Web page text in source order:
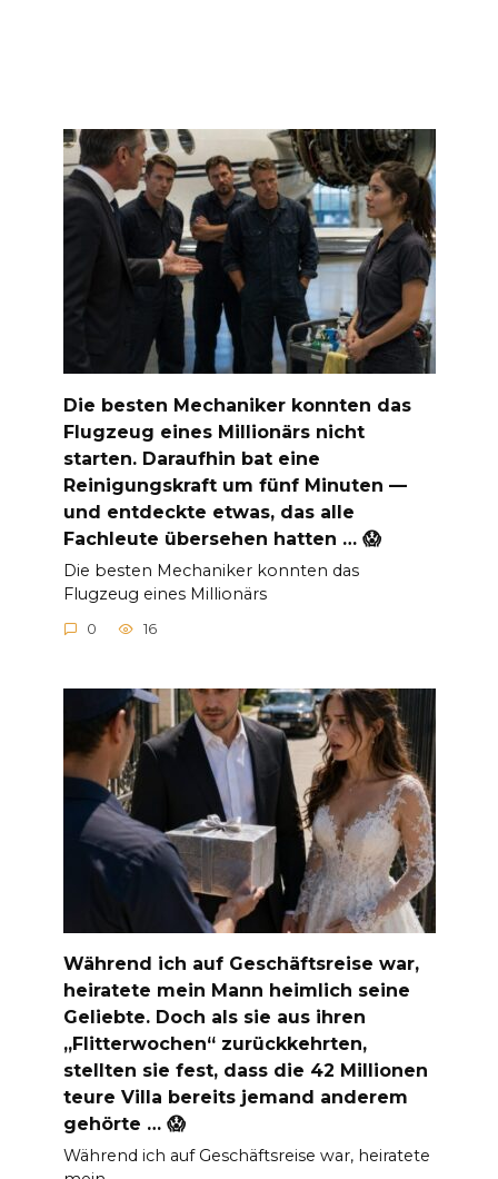
Die besten Mechaniker konnten das
Flugzeug eines Millionärs nicht
starten. Daraufhin bat eine
Reinigungskraft um fünf Minuten —
und entdeckte etwas, das alle
Fachleute übersehen hatten … 😱
Die besten Mechaniker konnten das
Flugzeug eines Millionärs
0 16
Während ich auf Geschäftsreise war,
heiratete mein Mann heimlich seine
Geliebte. Doch als sie aus ihren
„Flitterwochen“ zurückkehrten,
stellten sie fest, dass die 42 Millionen
teure Villa bereits jemand anderem
gehörte … 😱
Während ich auf Geschäftsreise war, heiratete